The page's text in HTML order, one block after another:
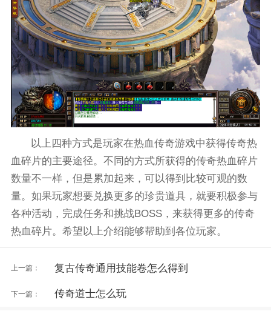
以上四种方式是玩家在热血传奇游戏中获得传奇热
血碎片的主要途径。不同的方式所获得的传奇热血碎片
数量不一样，但是累加起来，可以得到比较可观的数
量。如果玩家想要兑换更多的珍贵道具，就要积极参与
各种活动，完成任务和挑战BOSS，来获得更多的传奇
热血碎片。希望以上介绍能够帮助到各位玩家。
上一篇： 复古传奇通用技能卷怎么得到
下一篇： 传奇道士怎么玩